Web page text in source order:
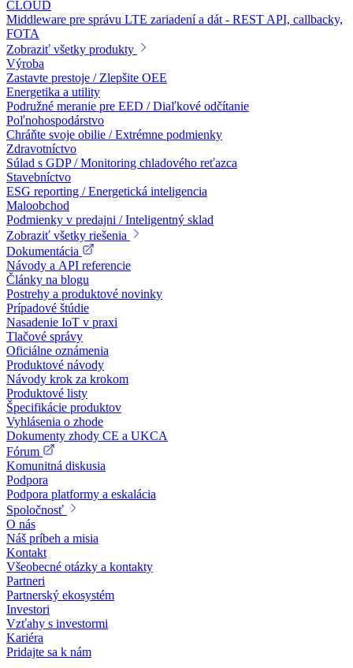
CLOUD
Middleware pre správu LTE zariadení a dát - REST API, callbacky,
FOTA
Zobraziť všetky produkty
Výroba
Zastavte prestoje / Zlepšite OEE
Energetika a utility
Podružné meranie pre EED / Diaľkové odčítanie
Poľnohospodárstvo
Chráňte svoje obilie / Extrémne podmienky
Zdravotníctvo
Súlad s GDP / Monitoring chladového reťazca
Stavebníctvo
ESG reporting / Energetická inteligencia
Maloobchod
Podmienky v predajni / Inteligentný sklad
Zobraziť všetky riešenia
Dokumentácia
Návody a API referencie
Články na blogu
Postrehy a produktové novinky
Prípadové štúdie
Nasadenie IoT v praxi
Tlačové správy
Oficiálne oznámenia
Produktové návody
Návody krok za krokom
Produktové listy
Špecifikácie produktov
Vyhlásenia o zhode
Dokumenty zhody CE a UKCA
Fórum
Komunitná diskusia
Podpora
Podpora platformy a eskalácia
Spoločnosť
O nás
Náš príbeh a misia
Kontakt
Všeobecné otázky a kontakty
Partneri
Partnerský ekosystém
Investori
Vzťahy s investormi
Kariéra
Pridajte sa k nám